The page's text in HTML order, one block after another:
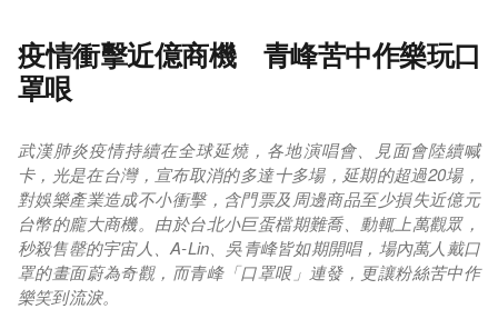
疫情衝擊近億商機 青峰苦中作樂玩口
罩哏
武漢肺炎疫情持續在全球延燒，各地演唱會、見面會陸續喊
卡，光是在台灣，宣布取消的多達十多場，延期的超過20場，
對娛樂產業造成不小衝擊，含門票及周邊商品至少損失近億元
台幣的龐大商機。由於台北小巨蛋檔期難喬、動輒上萬觀眾，
秒殺售罄的宇宙人、A-Lin、吳青峰皆如期開唱，場內萬人戴口
罩的畫面蔚為奇觀，而青峰「口罩哏」連發，更讓粉絲苦中作
樂笑到流淚。